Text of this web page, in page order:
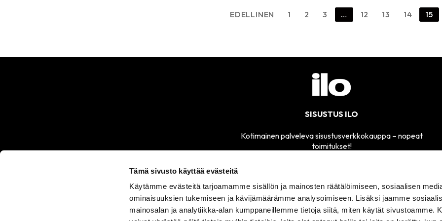
Tämä sivusto käyttää evästeitä
Käytämme evästeitä tarjoamamme sisällön ja mainosten räätälöimiseen, sosiaalisen
ominaisuuksien tukemiseen ja kävijämäärämme analysoimiseen. Lisäksi jaamme
mainosalan ja analytiikka-alan kumppaneillemme tietoja siitä, miten käytät sivustoamme.
EDELLINEN 1 2 3 … 12 13 14 15
SISUSTUS ILO
Kotimainen palveleva sisustusverkkokauppa – nopeat
toimitukset!
ASIAKASPALVELU
0330
MYYMÄLÄMME
TI-PE 11-17
SÄHKÖPOSTI
sisustusilo@sisustusilo.fi